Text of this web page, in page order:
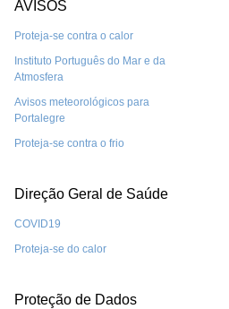
AVISOS
Proteja-se contra o calor
Instituto Português do Mar e da
Atmosfera
Avisos meteorológicos para
Portalegre
Proteja-se contra o frio
Direção Geral de Saúde
COVID19
Proteja-se do calor
Proteção de Dados